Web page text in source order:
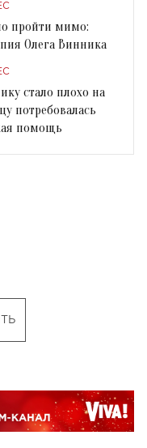
пройти мимо:
Олега Винника
стало плохо на
потребовалась
помощь